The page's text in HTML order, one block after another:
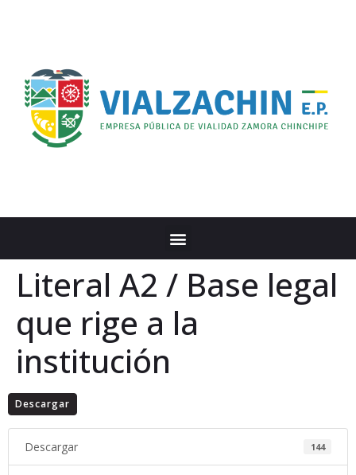
Literal A2 / Base legal
que rige a la
institución
Descargar
Descargar 144